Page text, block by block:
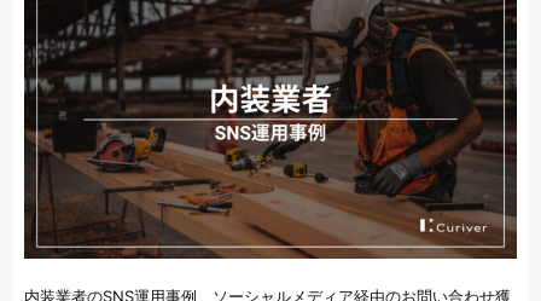
内装業者のSNS運用事例 ソーシャルメディア経由のお問い合わせ獲